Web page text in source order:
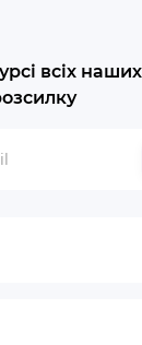
всіх